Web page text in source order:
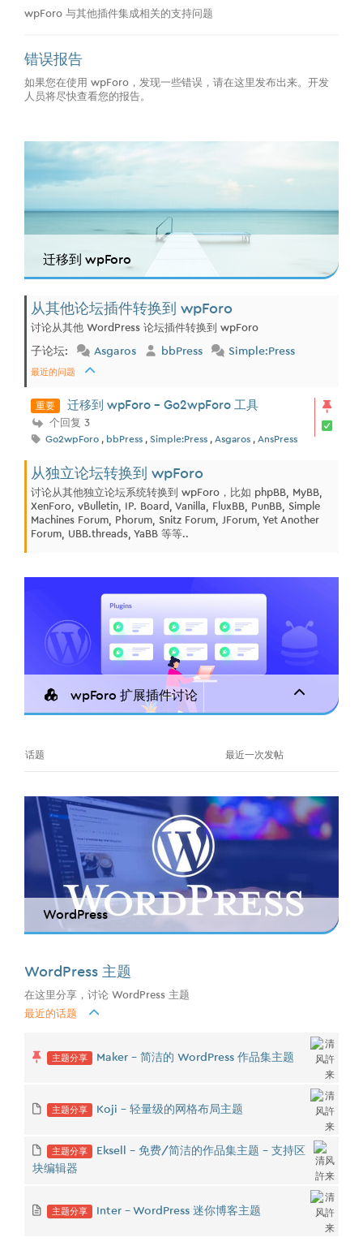
wpForo 与其他插件集成相关的支持问题
错误报告
如果您在使用 wpForo，发现一些错误，请在这里发布出来。开发
人员将尽快查看您的报告。
迁移到 wpForo
从其他论坛插件转换到 wpForo
讨论从其他 WordPress 论坛插件转换到 wpForo
子论坛: Asgaros bbPress Simple:Press
最近的问题
重要 迁移到 wpForo - Go2wpForo 工具
个回复 3
Go2wpForo , bbPress , Simple:Press , Asgaros , AnsPress
从独立论坛转换到 wpForo
讨论从其他独立论坛系统转换到 wpForo，比如 phpBB, MyBB,
XenForo, vBulletin, IP. Board, Vanilla, FluxBB, PunBB, Simple
Machines Forum, Phorum, Snitz Forum, JForum, Yet Another
Forum, UBB.threads, YaBB 等等..
wpForo 扩展插件讨论
话题 最近一次发帖
WordPress
WordPress 主题
在这里分享，讨论 WordPress 主题
最近的话题
主题分享 Maker - 简洁的 WordPress 作品集主题
主题分享 Koji - 轻量级的网格布局主题
主题分享
Eksell - 免费/简洁的作品集主题 - 支持区
块编辑器
主题分享 Inter - WordPress 迷你博客主题